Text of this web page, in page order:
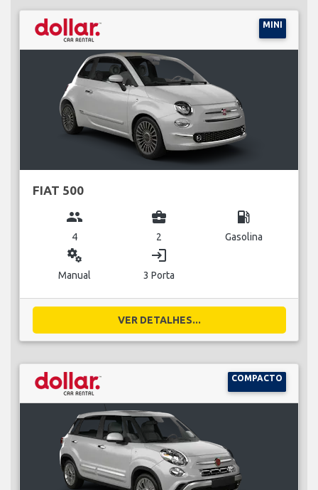
MINI
FIAT 500
group
4
business_center
2
local_gas_station
Gasolina
miscellaneous_services
Manual
login
3 Porta
VER DETALHES...
COMPACTO